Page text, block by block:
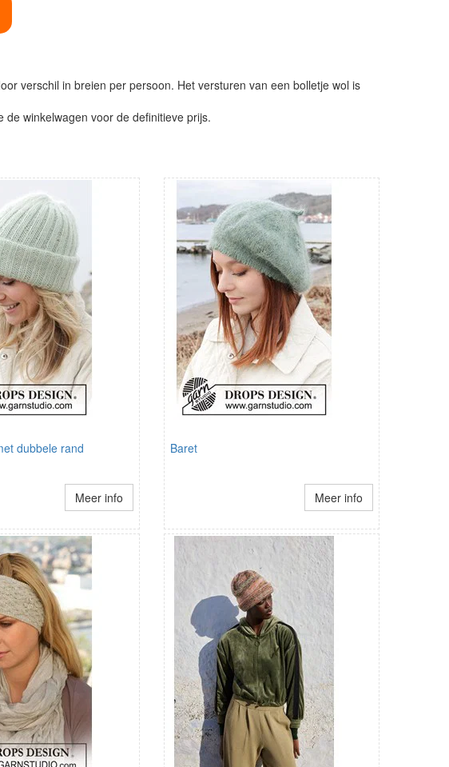
verschil in breien per persoon. Het versturen van een bolletje wol is
winkelwagen voor de definitieve prijs.
dubbele rand
Meer info
Baret
Meer info